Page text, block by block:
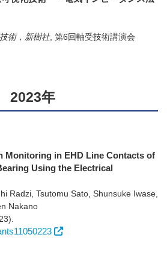
術，新樹社, 第6回軸受技術講演会
2023年
Monitoring in EHD Line Contacts of
Using the Electrical
Radzi, Tsutomu Sato, Shunsuke Iwase,
Nakano